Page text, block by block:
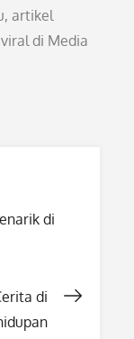
artikel
di Media
di
di